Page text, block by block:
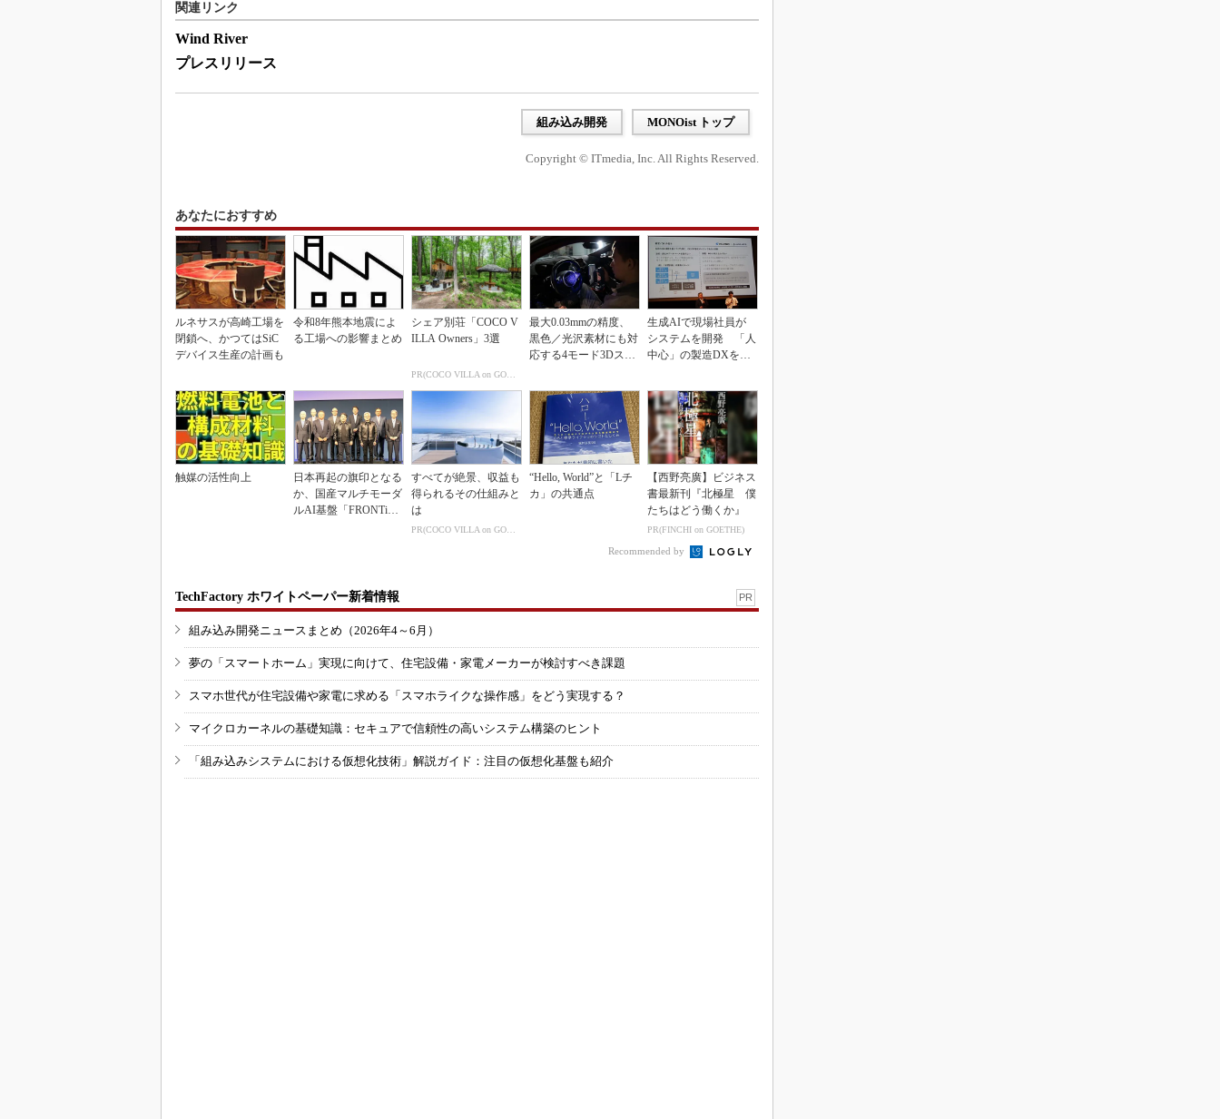
関連リンク
Wind River
プレスリリース
組み込み開発 MONOist トップ
Copyright © ITmedia, Inc. All Rights Reserved.
あなたにおすすめ
ルネサスが高崎工場を
閉鎖へ、かつてはSiC
デバイス生産の計画も
令和8年熊本地震によ
る工場への影響まとめ
シェア別荘「COCO V
ILLA Owners」3選
PR(COCO VILLA on GOETHE)
最大0.03mmの精度、
黒色／光沢素材にも対
応する4モード3Dスキ
生成AIで現場社員が
システムを開発 「人
中心」の製造DXを自
触媒の活性向上
日本再起の旗印となる
か、国産マルチモーダ
ルAI基盤「FRONTi
すべてが絶景、収益も
得られるその仕組みと
は
PR(COCO VILLA on GOETHE)
“Hello, World”と「Lチ
カ」の共通点
【西野亮廣】ビジネス
書最新刊『北極星 僕
たちはどう働くか』
PR(FINCHI on GOETHE)
Recommended by
TechFactory ホワイトペーパー新着情報 PR
組み込み開発ニュースまとめ（2026年4～6月）
夢の「スマートホーム」実現に向けて、住宅設備・家電メーカーが検討すべき課題
スマホ世代が住宅設備や家電に求める「スマホライクな操作感」をどう実現する？
マイクロカーネルの基礎知識：セキュアで信頼性の高いシステム構築のヒント
「組み込みシステムにおける仮想化技術」解説ガイド：注目の仮想化基盤も紹介